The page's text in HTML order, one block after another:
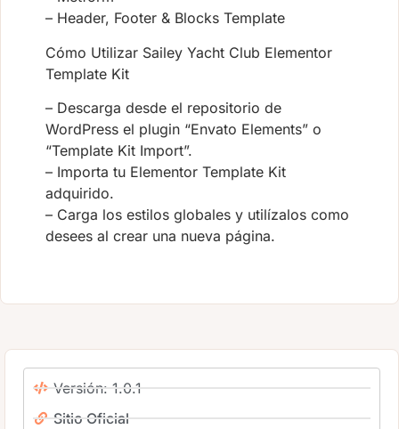
– Header, Footer & Blocks Template
Cómo Utilizar Sailey Yacht Club Elementor
Template Kit
– Descarga desde el repositorio de
WordPress el plugin “Envato Elements” o
“Template Kit Import”.
– Importa tu Elementor Template Kit
adquirido.
– Carga los estilos globales y utilízalos como
desees al crear una nueva página.
Versión: 1.0.1
Sitio Oficial